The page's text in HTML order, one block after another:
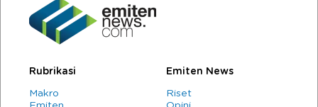
Rubrikasi
Makro
Emiten News
Riset